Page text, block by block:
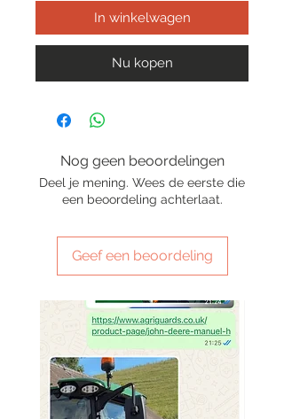
In winkelwagen
Nu kopen
Nog geen beoordelingen
Deel je mening. Wees de eerste die
een beoordeling achterlaat.
Geef een beoordeling